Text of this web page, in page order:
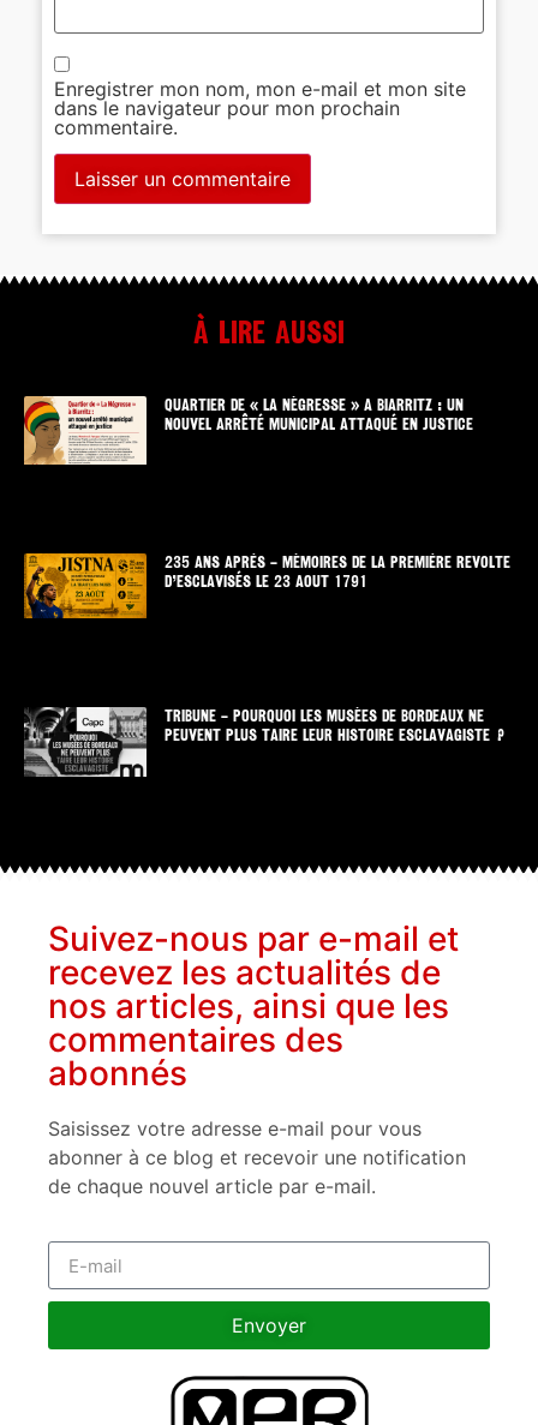
Enregistrer mon nom, mon e-mail et mon site
dans le navigateur pour mon prochain
commentaire.
À lire aussi
QUARTIER DE « LA NÉGRESSE » A BIARRITZ : UN
NOUVEL ARRÊTÉ MUNICIPAL ATTAQUÉ EN JUSTICE
235 ANS APRÈS – MÉMOIRES DE LA PREMIÈRE REVOLTE
D’ESCLAVISÉS LE 23 AOUT 1791
TRIBUNE – POURQUOI LES MUSÉES DE BORDEAUX NE
PEUVENT PLUS TAIRE LEUR HISTOIRE ESCLAVAGISTE ?
Suivez-nous par e-mail et
recevez les actualités de
nos articles, ainsi que les
commentaires des
abonnés
Saisissez votre adresse e-mail pour vous
abonner à ce blog et recevoir une notification
de chaque nouvel article par e-mail.
Envoyer